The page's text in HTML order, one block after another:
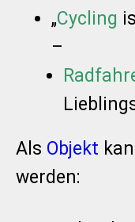
„Cycling
–
Als Objekt
werden: